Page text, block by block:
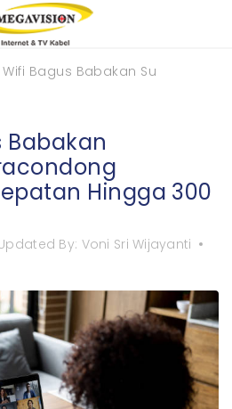
Wifi Bagus Babakan Surabaya
Babakan
Hingga 300
By: Voni Sri Wijayanti